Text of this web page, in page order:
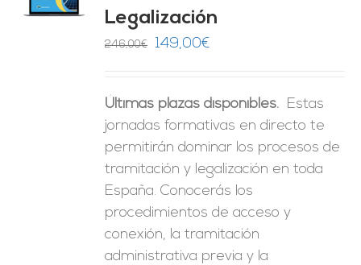
Legalización
246,00€
El
era:
246,00€.
149,00€
es:
149,00€.
Últimas plazas disponibles. Estas
jornadas formativas en directo te
permitirán dominar los procesos de
tramitación y legalización en toda
España. Conocerás los
procedimientos de acceso y
conexión, la tramitación
administrativa previa y la